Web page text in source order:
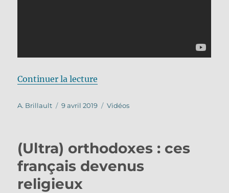
Continuer la lecture
Auteur
A. Brillault
Publié
9 avril 2019 Catégories
Vidéos
(Ultra) orthodoxes : ces
français devenus
religieux